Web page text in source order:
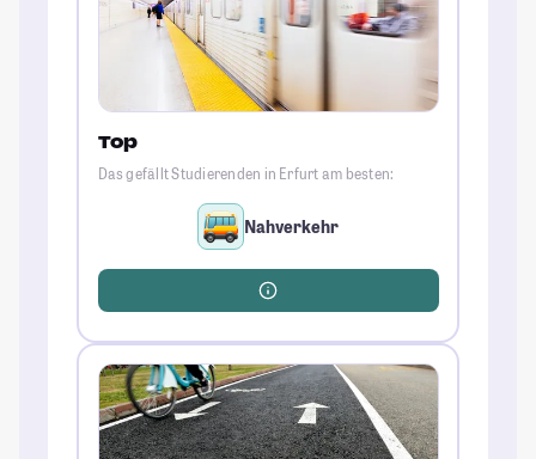
Top
Das gefällt Studierenden in Erfurt am besten:
Nahverkehr